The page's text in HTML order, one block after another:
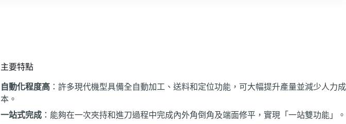
主要特點
自動化程度高 ：許多現代機型具備全自動加工、送料和定位功能，可大幅提升產量並減少人力成
本。
一站式完成 ：能夠在一次夾持和進刀過程中完成內外角倒角及端面修平，實現「一站雙功能」。